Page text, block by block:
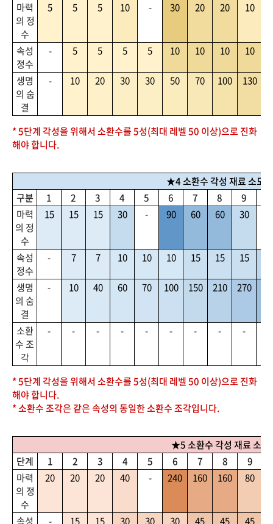
마력
의 정
수
5 5 5 10 - 30 20 20 10
속성
정수
- 5 5 5 5 10 10 10 10
생명
의 숨
결
- 10 20 30 30 50 70 100 130
* 5단계 각성을 위해서 소환수를 5성(최대 레벨 50 이상)으로 진화
해야 합니다.
★4 소환수 각성 재료 소모량
구분
1 2 3 4 5 6 7 8 9
마력
의 정
수
15 15 15 30 - 90 60 60 30
속성
정수
- 7 7 10 10 10 15 15 15
생명
의 숨
결
- 10 40 60 70 100 150 210 270
소환
수 조
각
- - - - - - - - -
* 5단계 각성을 위해서 소환수를 5성(최대 레벨 50 이상)으로 진화
해야 합니다.
* 소환수 조각은 같은 속성의 동일한 소환수 조각입니다.
★5 소환수 각성 재료 소모
단계
1 2 3 4 5 6 7 8 9
마력
의 정
수
20 20 20 40 - 240 160 160 80
속성 - 15 15 30 30 30 45 45 45